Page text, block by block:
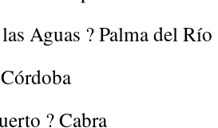
Aguas ? Palma del Río
? Cabra